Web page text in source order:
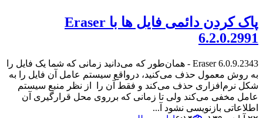
پاک کردن دائمی فایل ها با Eraser
6.2.0.2991
Eraser 6.0.9.2343 - همان‌طور که می‌دانید زمانی که شما یک فایل را
به روش معمول حذف می‌کنید، درواقع سیستم عامل آن فایل را به
شکل نرم‌افزاری حذف می‌کند و فقط آن را از نظر منبع سیستم
عامل مخفی می‌کند ولی تا زمانی که برروی محل قرارگیری آن
اطلاعاتی بازنویسی نشود آ...